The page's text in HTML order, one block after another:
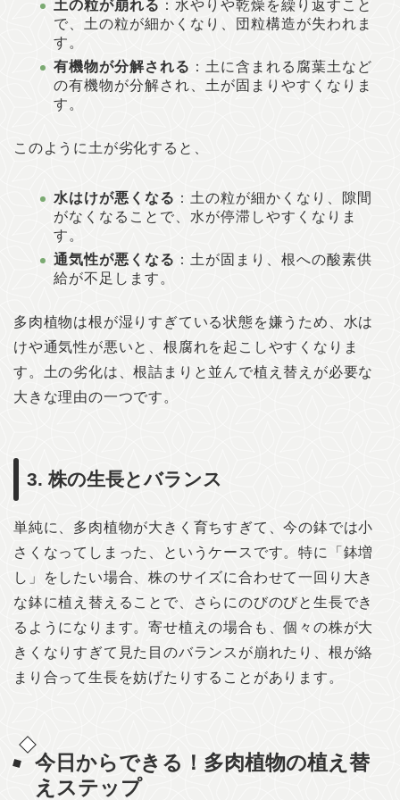
土の粒が崩れる ：水やりや乾燥を繰り返すこと
で、土の粒が細かくなり、団粒構造が失われま
す。
有機物が分解される ：土に含まれる腐葉土など
の有機物が分解され、土が固まりやすくなりま
す。
このように土が劣化すると、
水はけが悪くなる ：土の粒が細かくなり、隙間
がなくなることで、水が停滞しやすくなりま
す。
通気性が悪くなる ：土が固まり、根への酸素供
給が不足します。
多肉植物は根が湿りすぎている状態を嫌うため、水は
けや通気性が悪いと、根腐れを起こしやすくなりま
す。土の劣化は、根詰まりと並んで植え替えが必要な
大きな理由の一つです。
3. 株の生長とバランス
単純に、多肉植物が大きく育ちすぎて、今の鉢では小
さくなってしまった、というケースです。特に「鉢増
し」をしたい場合、株のサイズに合わせて一回り大き
な鉢に植え替えることで、さらにのびのびと生長でき
るようになります。寄せ植えの場合も、個々の株が大
きくなりすぎて見た目のバランスが崩れたり、根が絡
まり合って生長を妨げたりすることがあります。
今日からできる！多肉植物の植え替
えステップ